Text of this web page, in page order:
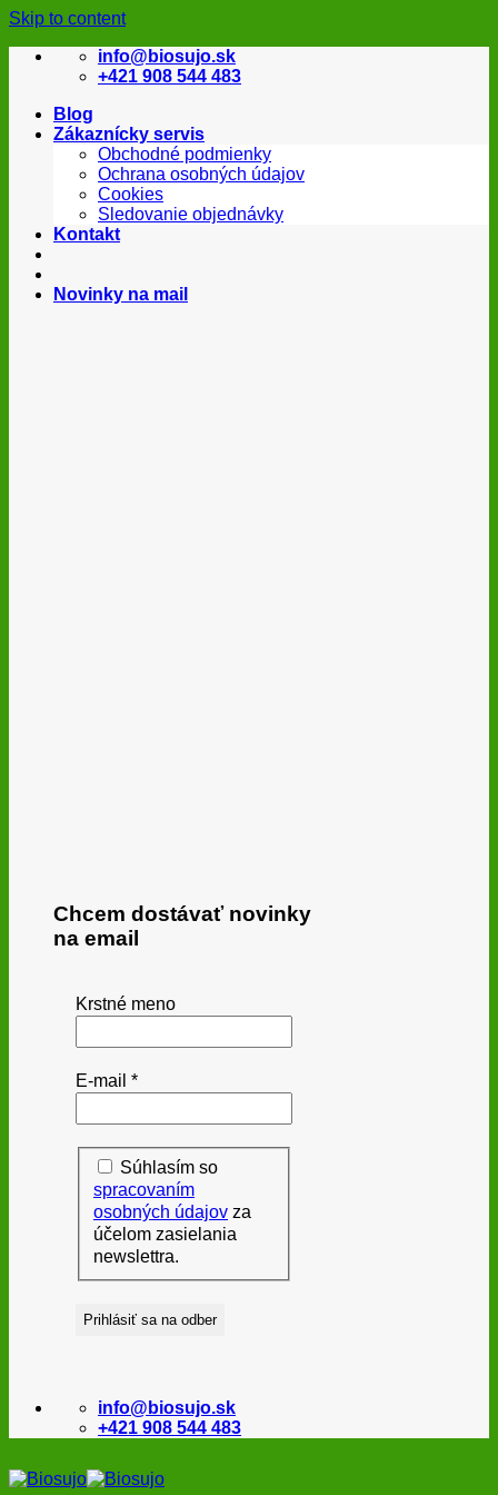
Skip to content
info@biosujo.sk
+421 908 544 483
Blog
Zákaznícky servis
Obchodné podmienky
Ochrana osobných údajov
Cookies
Sledovanie objednávky
Kontakt
Novinky na mail
Chcem dostávať novinky
na email
Krstné meno
E-mail *
Súhlasím so
spracovaním
osobných údajov za
účelom zasielania
newslettra.
info@biosujo.sk
+421 908 544 483